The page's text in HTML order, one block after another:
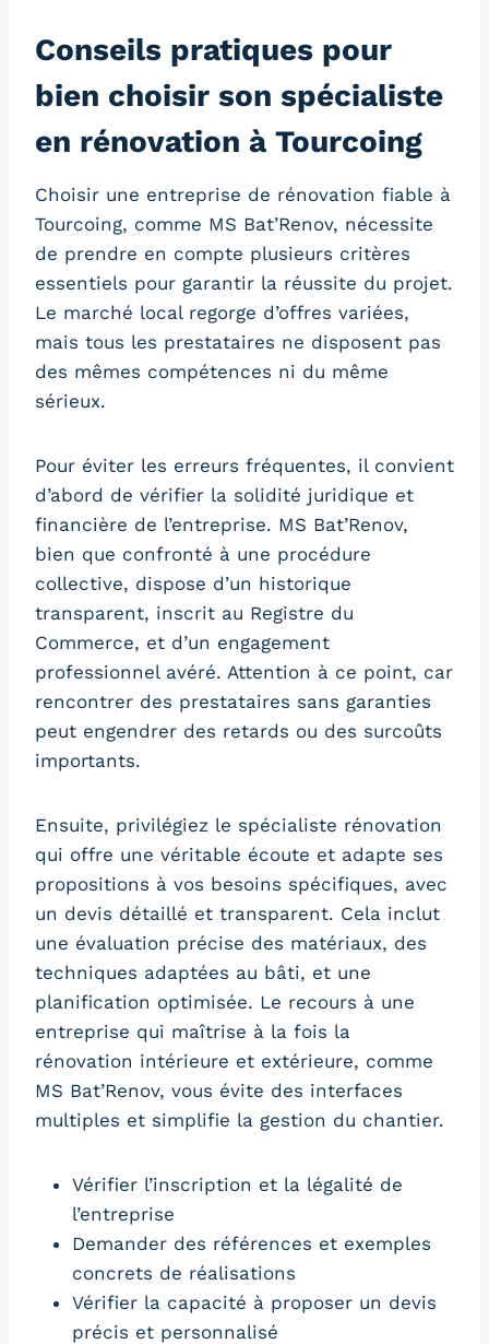
Conseils pratiques pour
bien choisir son spécialiste
en rénovation à Tourcoing
Choisir une entreprise de rénovation fiable à
Tourcoing, comme MS Bat’Renov, nécessite
de prendre en compte plusieurs critères
essentiels pour garantir la réussite du projet.
Le marché local regorge d’offres variées,
mais tous les prestataires ne disposent pas
des mêmes compétences ni du même
sérieux.
Pour éviter les erreurs fréquentes, il convient
d’abord de vérifier la solidité juridique et
financière de l’entreprise. MS Bat’Renov,
bien que confronté à une procédure
collective, dispose d’un historique
transparent, inscrit au Registre du
Commerce, et d’un engagement
professionnel avéré. Attention à ce point, car
rencontrer des prestataires sans garanties
peut engendrer des retards ou des surcoûts
importants.
Ensuite, privilégiez le spécialiste rénovation
qui offre une véritable écoute et adapte ses
propositions à vos besoins spécifiques, avec
un devis détaillé et transparent. Cela inclut
une évaluation précise des matériaux, des
techniques adaptées au bâti, et une
planification optimisée. Le recours à une
entreprise qui maîtrise à la fois la
rénovation intérieure et extérieure, comme
MS Bat’Renov, vous évite des interfaces
multiples et simplifie la gestion du chantier.
Vérifier l’inscription et la légalité de
l’entreprise
Demander des références et exemples
concrets de réalisations
Vérifier la capacité à proposer un devis
précis et personnalisé